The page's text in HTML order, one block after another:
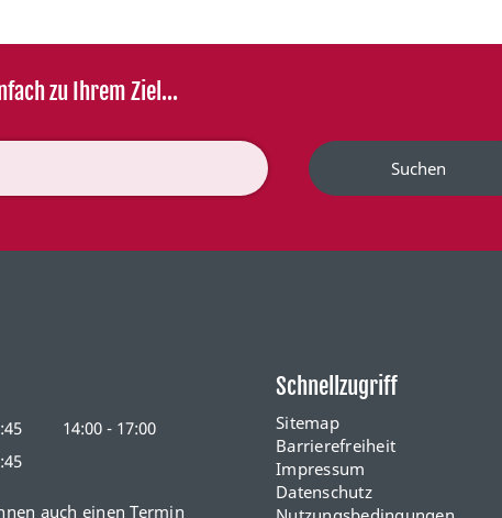
zu Ihrem Ziel...
Suchen
14:00 - 17:00
auch einen Termin
Schnellzugriff
Sitemap
Barrierefreiheit
Impressum
Datenschutz